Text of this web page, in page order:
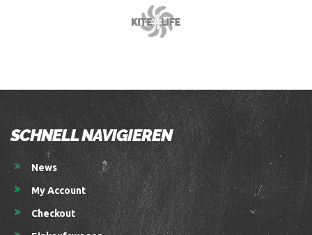
SCHNELL NAVIGIEREN
News
My Account
Checkout